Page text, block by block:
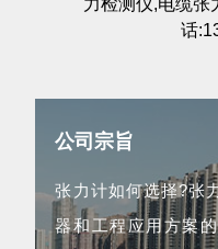
话
公司宗旨
张力计如何选择?张
器和工程应用方案